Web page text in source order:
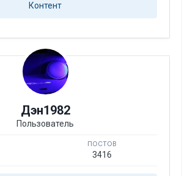
Контент
Дэн1982
Пользователь
ПОСТОВ
3416